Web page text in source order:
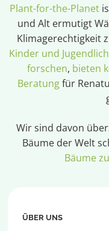
Plant-for-the-Planet
und Alt ermutigt
Klimagerechtigkeit
Kinder und
forschen, bieten
Beratungfür
Wir sind davon
Bäume der Welt
Bäume
ÜBER UNS